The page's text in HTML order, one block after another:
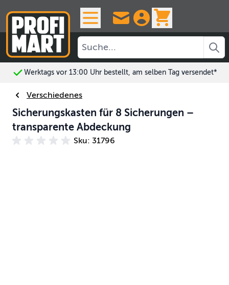
Werktags vor 13:00 Uhr bestellt, am selben Tag versendet*
Verschiedenes
Sicherungskasten für 8 Sicherungen –
transparente Abdeckung
Sku: 31796